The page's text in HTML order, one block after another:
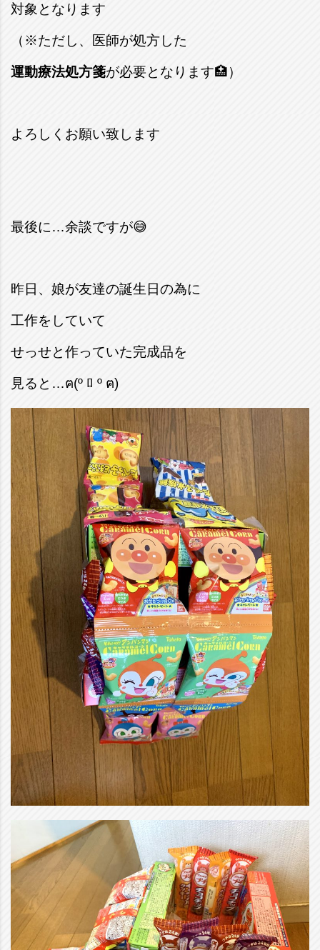
対象となります
（※ただし、医師が処方した
運動療法処方箋が必要となります🏥）
よろしくお願い致します
最後に…余談ですが😅
昨日、娘が友達の誕生日の為に
工作をしていて
せっせと作っていた完成品を
見ると…ฅ(º ﾛ º ฅ)